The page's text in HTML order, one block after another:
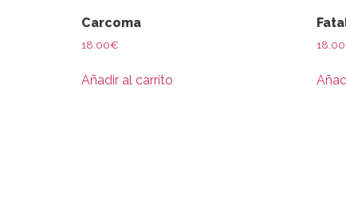
Carcoma
18.00€
Añadir al carrito
18.00